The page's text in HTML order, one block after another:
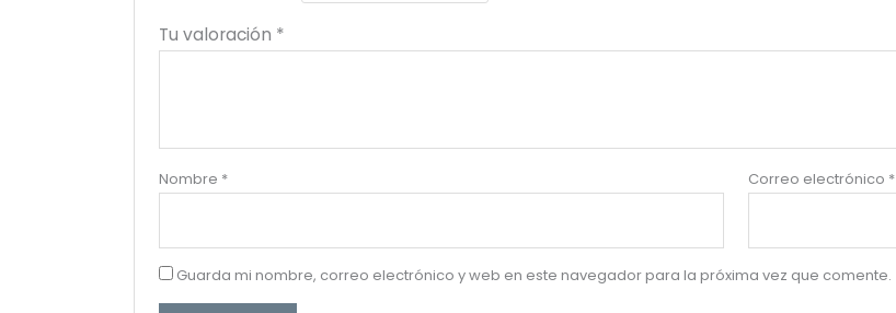
Tu valoración *
Nombre * Correo electrónico *
Guarda mi nombre, correo electrónico y web en este navegador para la próxima vez que comente.